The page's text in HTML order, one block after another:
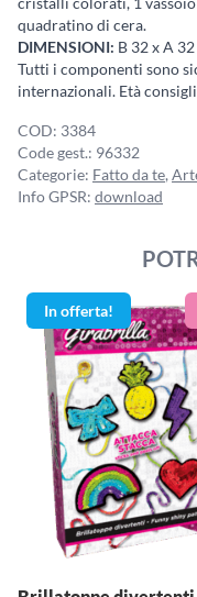
quadratino di cera.
DIMENSIONI: B 32 x A
Tutti i componenti sono
internazionali. Età
COD: 3384
Code gest.: 96332
Categorie: Fatto da te,
Info GPSR: download
In offerta!